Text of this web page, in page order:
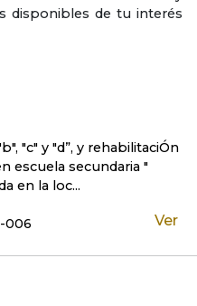
disponibles de tu interés
"c" y "d”, y rehabilitaciÓn
escuela secundaria "
en la loc...
006
Ver